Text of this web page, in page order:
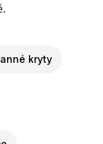
kryty